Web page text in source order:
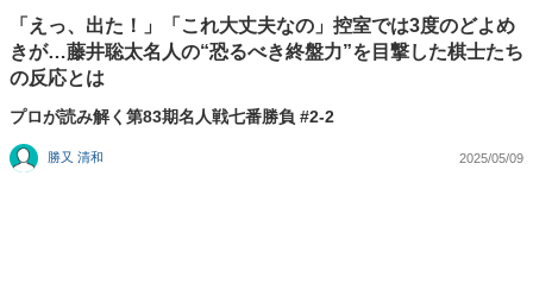
「えっ、出た！」「これ大丈夫なの」控室では3度のどよめ
きが…藤井聡太名人の“恐るべき終盤力”を目撃した棋士たち
の反応とは
プロが読み解く第83期名人戦七番勝負 #2-2
勝又 清和 2025/05/09